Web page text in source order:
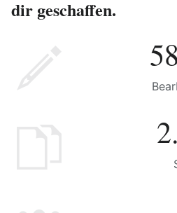
dir geschaffen.